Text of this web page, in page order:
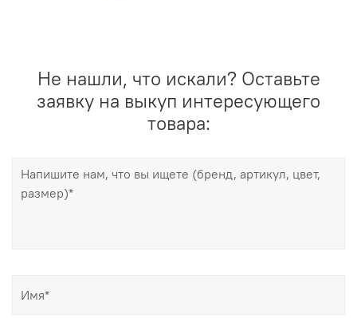
Не нашли, что искали? Оставьте
заявку на выкуп интересующего
товара: